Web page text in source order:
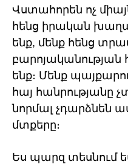
Վստահորեն ոչ
հենց իրական
ենք, մենք հենց
ենք։ Մենք
հայ հանրությանը
նորմալ չդարձնեն
մտքերը։
Ես պարզ տեսնում